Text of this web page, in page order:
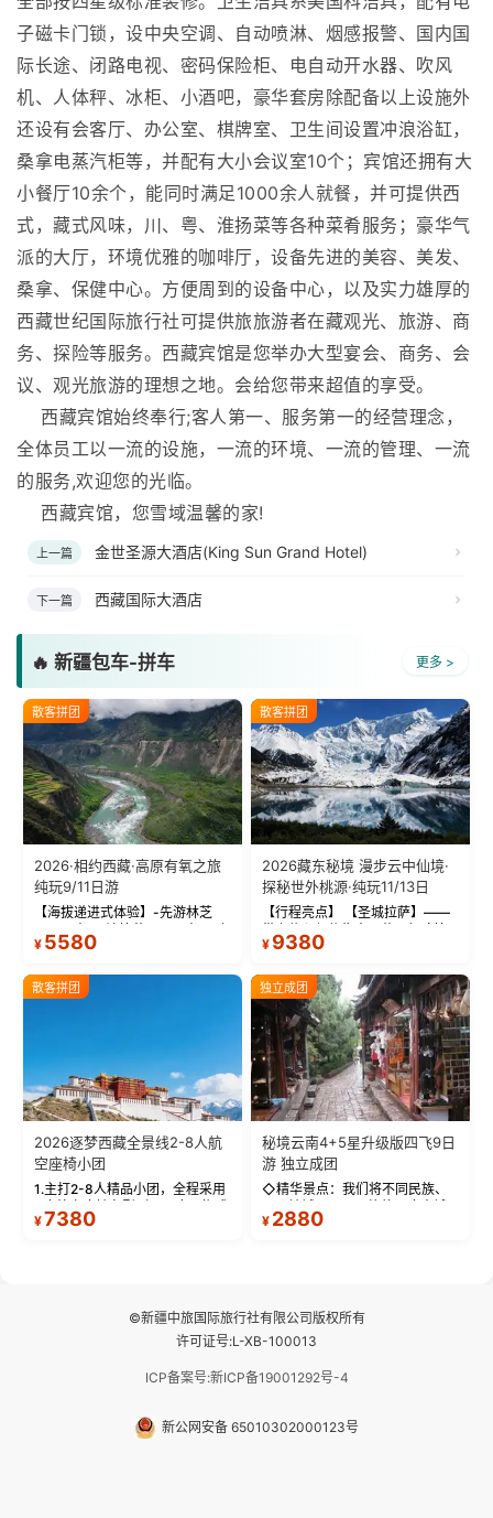
子磁卡门锁，设中央空调、自动喷淋、烟感报警、国内国
际长途、闭路电视、密码保险柜、电自动开水器、吹风
机、人体秤、冰柜、小酒吧，豪华套房除配备以上设施外
还设有会客厅、办公室、棋牌室、卫生间设置冲浪浴缸，
桑拿电蒸汽柜等，并配有大小会议室10个；宾馆还拥有大
小餐厅10余个，能同时满足1000余人就餐，并可提供西
式，藏式风味，川、粤、淮扬菜等各种菜肴服务；豪华气
派的大厅，环境优雅的咖啡厅，设备先进的美容、美发、
桑拿、保健中心。方便周到的设备中心，以及实力雄厚的
西藏世纪国际旅行社可提供旅旅游者在藏观光、旅游、商
务、探险等服务。西藏宾馆是您举办大型宴会、商务、会
议、观光旅游的理想之地。会给您带来超值的享受。
西藏宾馆始终奉行;客人第一、服务第一的经营理念，
全体员工以一流的设施，一流的环境、一流的管理、一流
的服务,欢迎您的光临。
西藏宾馆，您雪域温馨的家!
上一篇 金世圣源大酒店(King Sun Grand Hotel)
下一篇 西藏国际大酒店
🔥 新疆包车-拼车 更多 >
散客拼团
2026·相约西藏·高原有氧之旅
纯玩9/11日游
【海拔递进式体验】-先游林芝
(2900米)再访拉萨(3650米)，亲
测 99%游客零高反 。 【贴心保
反根本不是事儿 ！ 【无人机航
拍】-雪山/圣湖/...
¥ 5580
散客拼团
2026藏东秘境 漫步云中仙境·
探秘世外桃源·纯玩11/13日
【行程亮点】 【圣城拉萨】——
带上信心与信仰去西藏，行吟拉
萨，感受这座城与生俱来的与众
城堡寺院于一体的宏伟建筑，是
西藏最完整的古代...
¥ 9380
散客拼团
2026逐梦西藏全景线2-8人航
空座椅小团
1.主打2-8人精品小团，全程采用
9座航空座椅车型（360度环抱式
座舱），提供VIP级别的舒适出行
¥7380
独立成团
秘境云南4+5星升级版四飞9日
游 独立成团
◇精华景点：我们将不同民族、
不同地域、不同风格的三座古城
—【大理古城、丽江古城、香格
¥ 2880
©新疆中旅国际旅行社有限公司版权所有
许可证号:L-XB-100013
ICP备案号:新ICP备19001292号-4
新公网安备 65010302000123号